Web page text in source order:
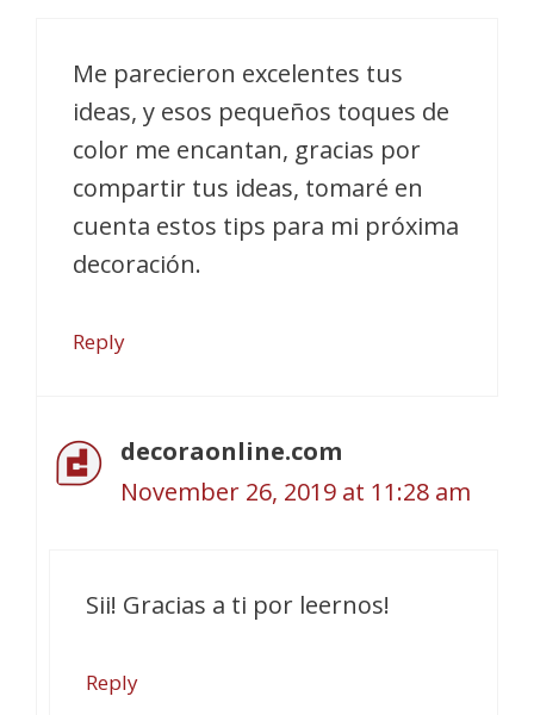
Me parecieron excelentes tus
ideas, y esos pequeños toques de
color me encantan, gracias por
compartir tus ideas, tomaré en
cuenta estos tips para mi próxima
decoración.
Reply
decoraonline.com
November 26, 2019 at 11:28 am
Sii! Gracias a ti por leernos!
Reply